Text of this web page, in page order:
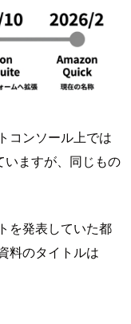
コンソール上では
いますが、同じもの
を発表していた都
料のタイトルは